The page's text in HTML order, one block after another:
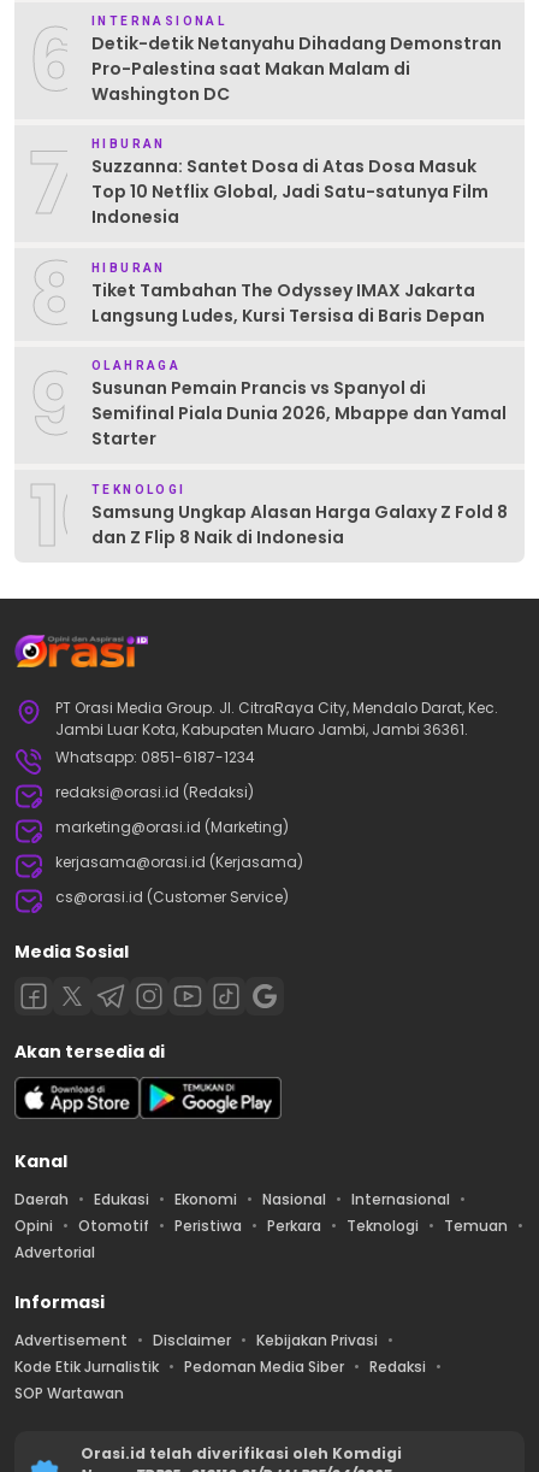
6 INTERNASIONAL
Detik-detik Netanyahu Dihadang Demonstran
Pro-Palestina saat Makan Malam di
Washington DC
7 HIBURAN
Suzzanna: Santet Dosa di Atas Dosa Masuk
Top 10 Netflix Global, Jadi Satu-satunya Film
Indonesia
8 HIBURAN
Tiket Tambahan The Odyssey IMAX Jakarta
Langsung Ludes, Kursi Tersisa di Baris Depan
9 OLAHRAGA
Susunan Pemain Prancis vs Spanyol di
Semifinal Piala Dunia 2026, Mbappe dan Yamal
Starter
10TEKNOLOGI
Samsung Ungkap Alasan Harga Galaxy Z Fold 8
dan Z Flip 8 Naik di Indonesia
PT Orasi Media Group. Jl. CitraRaya City, Mendalo Darat, Kec.
Jambi Luar Kota, Kabupaten Muaro Jambi, Jambi 36361.
Whatsapp: 0851-6187-1234
redaksi@orasi.id (Redaksi)
marketing@orasi.id (Marketing)
kerjasama@orasi.id (Kerjasama)
cs@orasi.id (Customer Service)
Media Sosial
Akan tersedia di
Kanal
Daerah Edukasi Ekonomi Nasional
Internasional
Opini
Otomotif Peristiwa Perkara Teknologi
Temuan
Advertorial
Informasi
Advertisement Disclaimer
Kebijakan Privasi
Kode Etik Jurnalistik
Pedoman Media Siber
Redaksi
SOP Wartawan
Orasi.id telah diverifikasi oleh Komdigi